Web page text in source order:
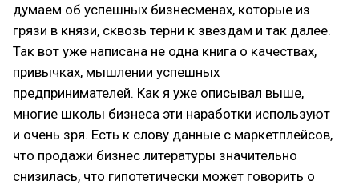
думаем об успешных бизнесменах, которые из
грязи в князи, сквозь терни к звездам и так далее.
Так вот уже написана не одна книга о качествах,
привычках, мышлении успешных
предпринимателей. Как я уже описывал выше,
многие школы бизнеса эти наработки используют
и очень зря. Есть к слову данные с маркетплейсов,
что продажи бизнес литературы значительно
снизилась, что гипотетически может говорить о